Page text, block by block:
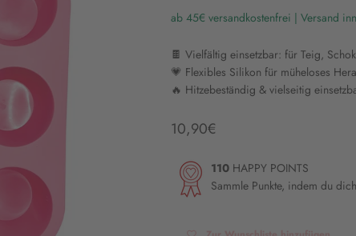
ab 45€ versandkostenfrei | Versand
🍫 Vielfältig einsetzbar: für Teig,
💗 Flexibles Silikon für müheloses
🔥 Hitzebeständig & vielseitig
Angebot
10,90€
110 HAPPY POINTS
Sammle Punkte, indem du